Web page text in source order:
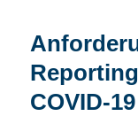
COVID-19